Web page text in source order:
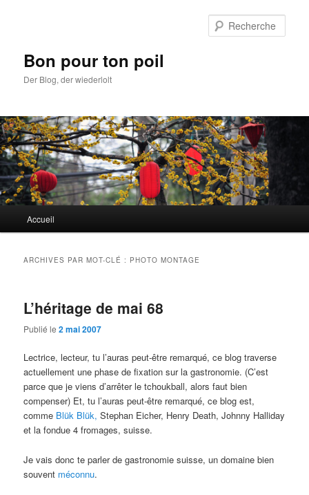
Bon pour ton poil
Der Blog, der wiederlolt
principal
Accueil
ARCHIVES PAR MOT-CLÉ : PHOTO MONTAGE
L’héritage de mai 68
Publié le2 mai 2007
Lectrice, lecteur, tu l’auras peut-être remarqué, ce blog traverse
actuellement une phase de fixation sur la gastronomie. (C’est
parce que je viens d’arrêter le tchoukball, alors faut bien
compenser) Et, tu l’auras peut-être remarqué, ce blog est,
comme Blük Blük, Stephan Eicher, Henry Death, Johnny Halliday
et la fondue 4 fromages, suisse.
Je vais donc te parler de gastronomie suisse, un domaine bien
souvent méconnu.